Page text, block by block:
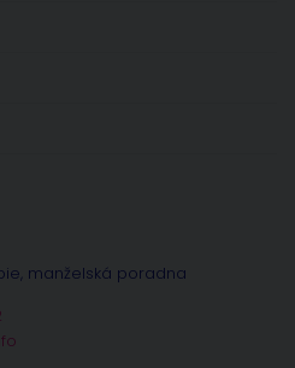
manželská poradna